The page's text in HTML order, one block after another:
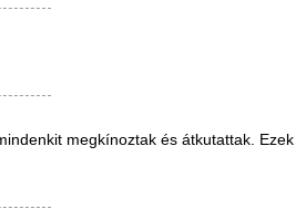
megkínoztak és átkutattak.